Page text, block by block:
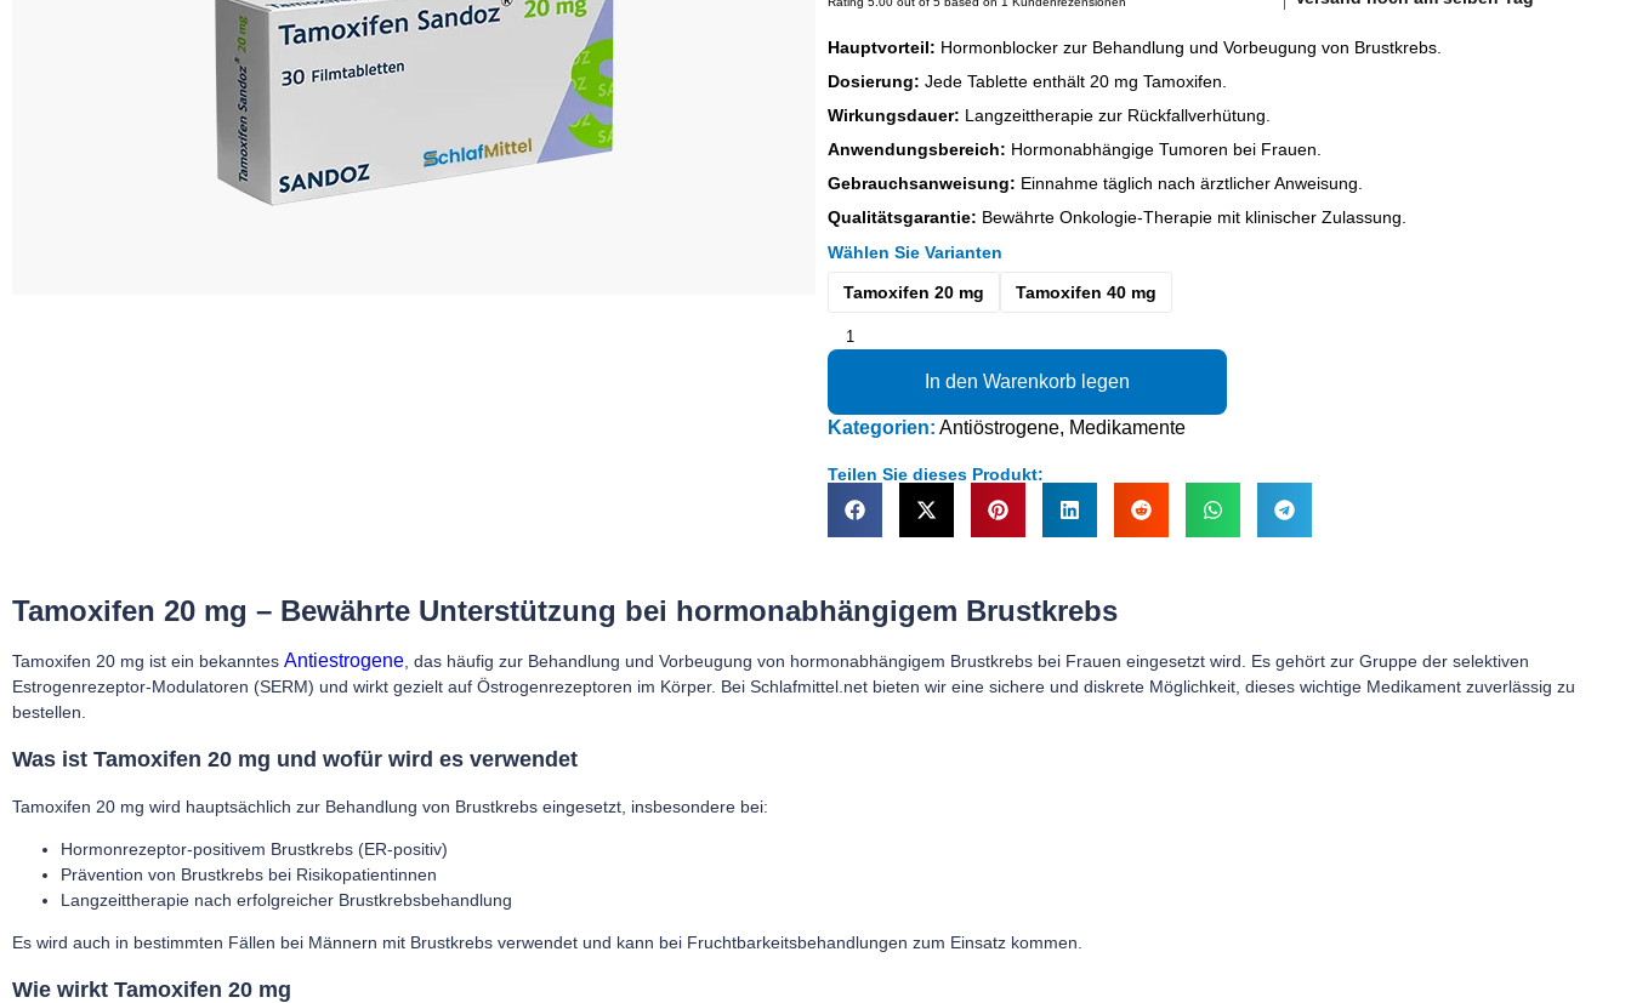
Hauptvorteil: Hormonblocker zur Behandlung und Vorbeugung von Brustkrebs.
Dosierung: Jede Tablette enthält 20 mg Tamoxifen.
Wirkungsdauer: Langzeittherapie zur Rückfallverhütung.
Anwendungsbereich: Hormonabhängige Tumoren bei Frauen.
Gebrauchsanweisung: Einnahme täglich nach ärztlicher Anweisung.
Qualitätsgarantie: Bewährte Onkologie-Therapie mit klinischer Zulassung.
Wählen Sie Varianten
Tamoxifen 20 mg Tamoxifen 40 mg
In den Warenkorb legen
Kategorien: Antiöstrogene, Medikamente
Teilen Sie dieses Produkt:
Tamoxifen 20 mg – Bewährte Unterstützung bei hormonabhängigem Brustkrebs
Tamoxifen 20 mg ist ein bekanntes Antiestrogene , das häufig zur Behandlung und Vorbeugung von hormonabhängigem Brustkrebs bei Frauen eingesetzt wird. Es gehört zur Gruppe der selektiven
Estrogenrezeptor-Modulatoren (SERM) und wirkt gezielt auf Östrogenrezeptoren im Körper. Bei Schlafmittel.net bieten wir eine sichere und diskrete Möglichkeit, dieses wichtige Medikament zuverlässig zu
bestellen.
Was ist Tamoxifen 20 mg und wofür wird es verwendet
Tamoxifen 20 mg wird hauptsächlich zur Behandlung von Brustkrebs eingesetzt, insbesondere bei:
Hormonrezeptor-positivem Brustkrebs (ER-positiv)
Prävention von Brustkrebs bei Risikopatientinnen
Langzeittherapie nach erfolgreicher Brustkrebsbehandlung
Es wird auch in bestimmten Fällen bei Männern mit Brustkrebs verwendet und kann bei Fruchtbarkeitsbehandlungen zum Einsatz kommen.
Wie wirkt Tamoxifen 20 mg